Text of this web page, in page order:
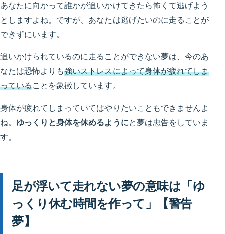
あなたに向かって誰かが追いかけてきたら怖くて逃げよう
としますよね。ですが、あなたは逃げたいのに走ることが
できずにいます。
追いかけられているのに走ることができない夢は、今のあ
なたは恐怖よりも強いストレスによって身体が疲れてしま
っていることを象徴しています。
身体が疲れてしまっていてはやりたいこともできませんよ
ね。 ゆっくりと身体を休めるようにと夢は忠告をしていま
す。
足が浮いて走れない夢の意味は「ゆ
っくり休む時間を作って」【警告
夢】